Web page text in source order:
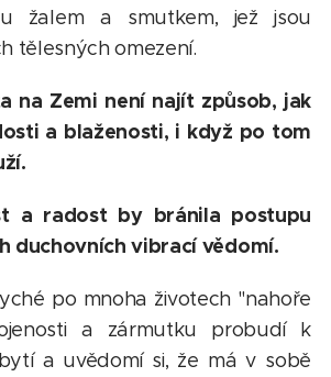
žalem a smutkem, jež jsou
tělesných omezení.
na Zemi není najít způsob, jak
a blaženosti, i když po tom
a radost by bránila postupu
duchovních vibrací vědomí.
po mnoha životech "nahoře
a zármutku probudí k
a uvědomí si, že má v sobě